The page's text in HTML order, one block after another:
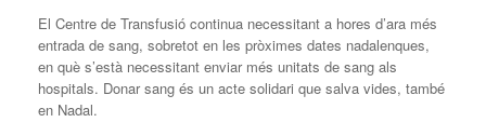
El Centre de Transfusió continua necessitant a hores d’ara més
entrada de sang, sobretot en les pròximes dates nadalenques,
en què s’està necessitant enviar més unitats de sang als
hospitals. Donar sang és un acte solidari que salva vides, també
en Nadal.